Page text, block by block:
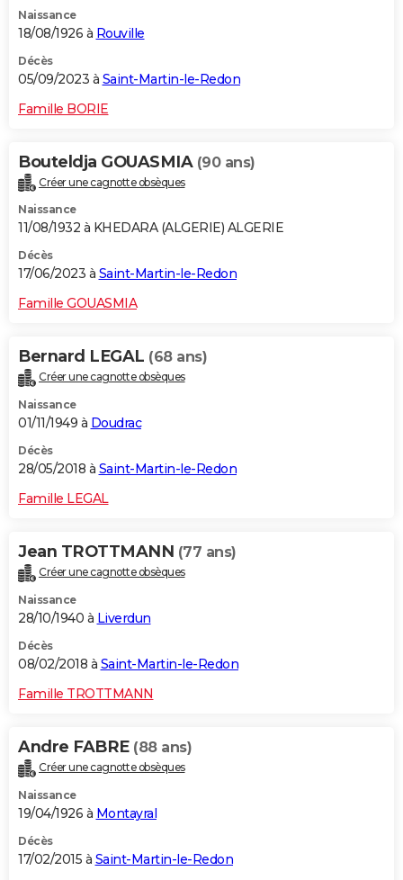
Naissance
18/08/1926 à Rouville
Décès
05/09/2023 à Saint-Martin-le-Redon
Famille BORIE
Bouteldja GOUASMIA (90 ans)
Créer une cagnotte obsèques
Naissance
11/08/1932 à KHEDARA (ALGERIE) ALGERIE
Décès
17/06/2023 à Saint-Martin-le-Redon
Famille GOUASMIA
Bernard LEGAL (68 ans)
Créer une cagnotte obsèques
Naissance
01/11/1949 à Doudrac
Décès
28/05/2018 à Saint-Martin-le-Redon
Famille LEGAL
Jean TROTTMANN (77 ans)
Créer une cagnotte obsèques
Naissance
28/10/1940 à Liverdun
Décès
08/02/2018 à Saint-Martin-le-Redon
Famille TROTTMANN
Andre FABRE (88 ans)
Créer une cagnotte obsèques
Naissance
19/04/1926 à Montayral
Décès
17/02/2015 à Saint-Martin-le-Redon